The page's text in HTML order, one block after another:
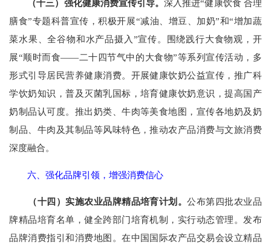
（十三）强化健康消费宣传引导。深入推进“健康饮食 合理
膳食”专题科普宣传，积极开展“减油、增豆、加奶”和“增加蔬
菜水果、全谷物和水产品摄入”宣传。围绕践行大食物观，开
展“顺时而食——二十四节气中的大食物”等系列宣传活动，多
形式引导居民营养健康消费。开展健康饮奶公益宣传，推广科
学饮奶知识，普及灭菌乳国标，培育健康饮奶意识，提高国产
奶制品认可度。推出奶类、牛肉等美食地图，宣传各地奶及奶
制品、牛肉及其制品等风味特色，推动农产品消费与文旅消费
深度融合。
六、强化品牌引领，增强消费信心
（十四）实施农业品牌精品培育计划。公布第四批农业品
牌精品培育名单，健全跨部门培育机制，实行动态管理。发布
品牌消费指引和消费地图。在中国国际农产品交易会设立精品